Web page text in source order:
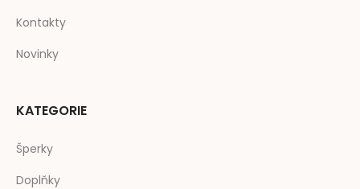
Kontakty
Novinky
KATEGORIE
Šperky
Doplňky